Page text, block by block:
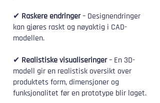
✔ Raskere endringer– Designendringer
kan gjøres raskt og nøyaktig i CAD-
modellen.
✔ Realistiske visualiseringer– En 3D-
modell gir en realistisk oversikt over
produktets form, dimensjoner og
funksjonalitet før en prototype blir laget.